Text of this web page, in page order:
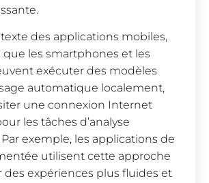
des applications mobiles,
que les smartphones et les
exécuter des modèles
automatique localement,
une connexion Internet
les tâches d’analyse
exemple, les applications de
utilisent cette approche
des expériences plus fluides et